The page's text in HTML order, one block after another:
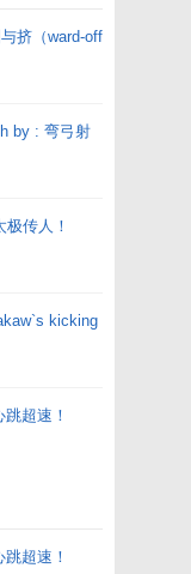
挤（ward-off
by : 弯弓射
传人！
kicking
超速！
超速！